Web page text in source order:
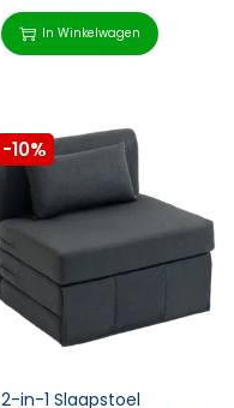
In Winkelwagen
-10%
2-in-1 Slaapstoel